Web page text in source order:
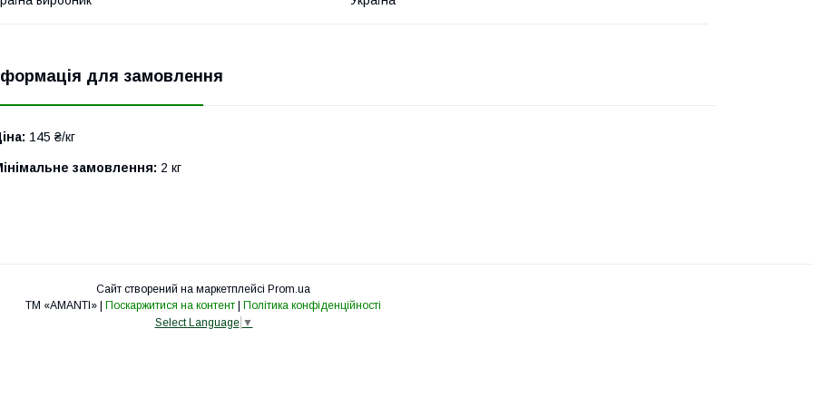
для замовлення
145 ₴/кг
замовлення: 2 кг
Сайт створений на маркетплейсі Prom.ua
Поскаржитися на контент
Політика конфіденційності
Select Language ▼